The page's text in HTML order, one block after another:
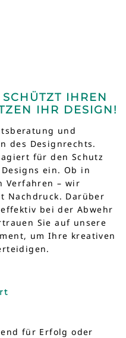
IHREN
IHR DESIGN!
und
des Designrechts.
für den Schutz
ein. Ob in
Verfahren – wir
Nachdruck. Darüber
bei der Abwehr
Sie auf unsere
um Ihre kreativen
für Erfolg oder